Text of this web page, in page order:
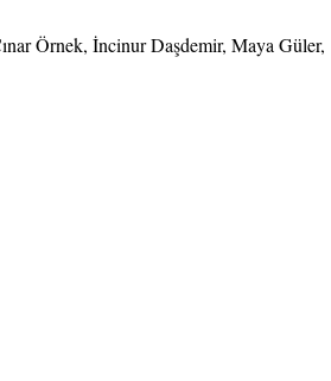
Örnek, İncinur Daşdemir, Maya Güler,